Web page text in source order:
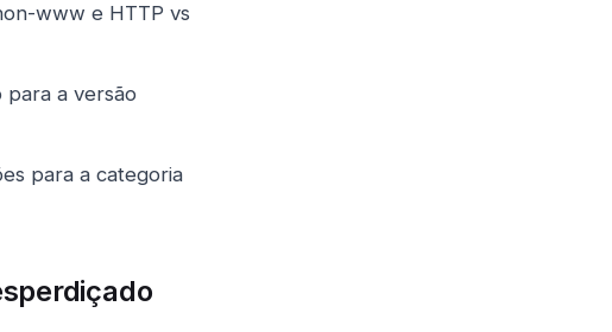
www e HTTP vs
para a versão
para a categoria